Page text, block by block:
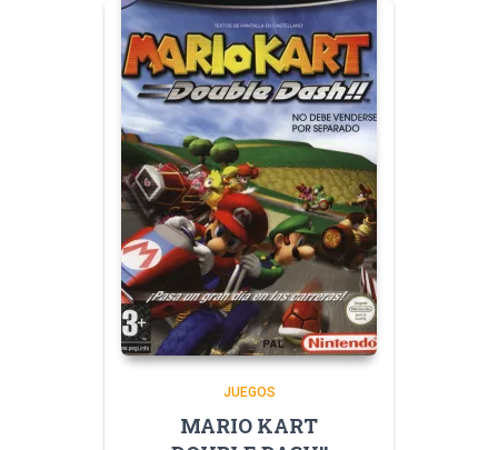
JUEGOS
MARIO KART